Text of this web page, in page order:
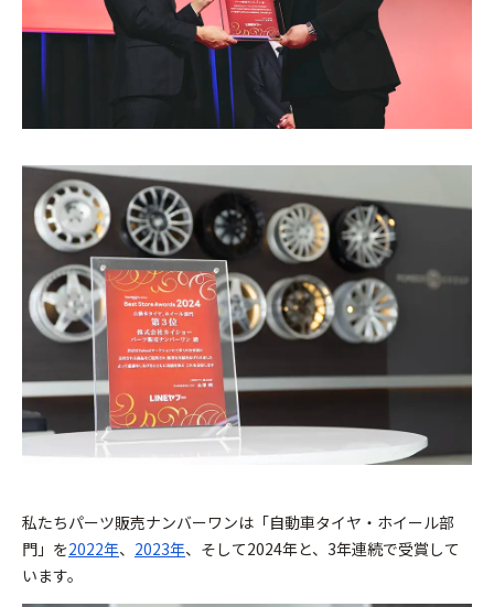
私たちパーツ販売ナンバーワンは「自動車タイヤ・ホイール部
門」を2022年、 2023年、そして2024年と、3年連続で受賞して
います。